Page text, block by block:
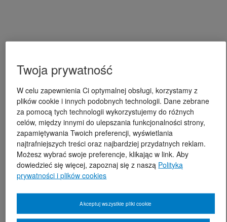
Twoja prywatność
W celu zapewnienia Ci optymalnej obsługi, korzystamy z
plików cookie i innych podobnych technologii. Dane zebrane
za pomocą tych technologii wykorzystujemy do różnych
celów, między innymi do ulepszania funkcjonalności strony,
zapamiętywania Twoich preferencji, wyświetlania
najtrafniejszych treści oraz najbardziej przydatnych reklam.
Możesz wybrać swoje preferencje, klikając w link. Aby
dowiedzieć się więcej, zapoznaj się z naszą Polityką
prywatności i plików cookies
Akceptuj wszystkie pliki cookie